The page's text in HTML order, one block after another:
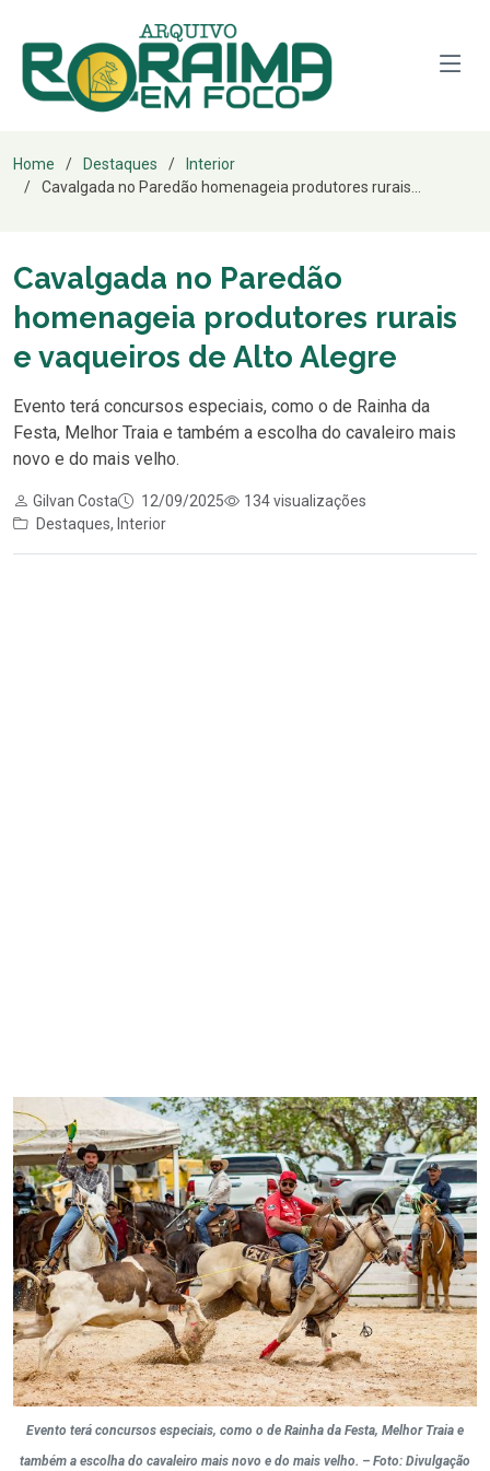
Home Destaques
Interior
Cavalgada no Paredão homenageia produtores rurais...
Cavalgada no Paredão
homenageia produtores rurais
e vaqueiros de Alto Alegre
Evento terá concursos especiais, como o de Rainha da
Festa, Melhor Traia e também a escolha do cavaleiro mais
novo e do mais velho.
Gilvan Costa 12/09/2025
134 visualizações
Destaques, Interior
Evento terá concursos especiais, como o de Rainha da Festa, Melhor Traia e
também a escolha do cavaleiro mais novo e do mais velho. – Foto: Divulgação